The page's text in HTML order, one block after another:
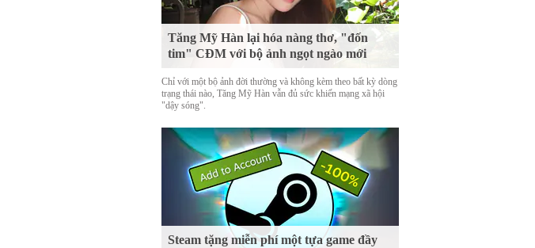
Tăng Mỹ Hàn lại hóa nàng thơ, "đốn
tim" CĐM với bộ ảnh ngọt ngào mới
Chỉ với một bộ ảnh đời thường và không kèm theo bất kỳ dòng
trạng thái nào, Tăng Mỹ Hàn vẫn đủ sức khiến mạng xã hội
"dậy sóng".
Steam tặng miễn phí một tựa game đầy